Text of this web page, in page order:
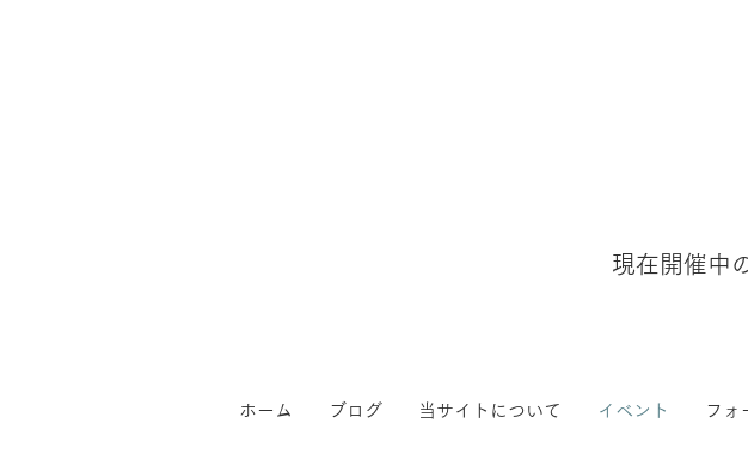
ホーム ブログ 当サイトについて イベント フォ
現在開催中